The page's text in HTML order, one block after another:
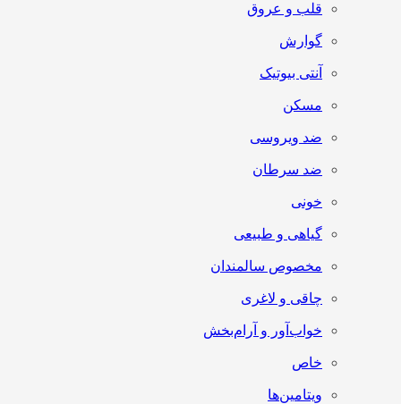
قلب و عروق
گوارش
آنتی‌ بیوتیک
مسکن
ضد ویروسی
ضد سرطان
خونی
گیاهی و طبیعی
مخصوص سالمندان
چاقی و لاغری
خواب‌آور و آرام‌بخش
خاص
ویتامین‌ها